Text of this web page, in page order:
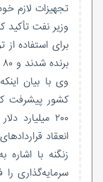
تجهیزات لازم
برنده شدند و ۸۰ درصد ارزشی به ایرانی‌ها رسید.
وی با بیان
کشور پیشرفت
۲۰۰
انعقاد
زنگنه با